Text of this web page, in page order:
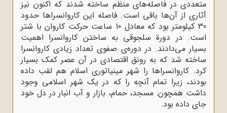
متعددی در فاصله‌های منظم ساخته شدند که اکنون نیز
آثاری از آن‌ها باقی است. فاصله این کاروانسراها حدود
30 کیلومتر بود که معادل 10 ساعت حرکت کاروان با شتر
است. در دورة سلجوقی به ساختن کاروانسرا اهمیت
بسیار می‌دادند. در دوره‌ی صفوی تعداد زیادی کاروانسرا
ساخته شد که به رونق اقتصادی در آن عصر کمک بسیار
کرد. کاروانسراها را شهر مینیاتوری اسلام هم لقب داده
بودند، زیرا تمام آنچه را که در یک شهر اسلامی وجود
داشت همچون: مسجد، حمام، بازار و آب ‌انبار در دل خود
جای داده بود.